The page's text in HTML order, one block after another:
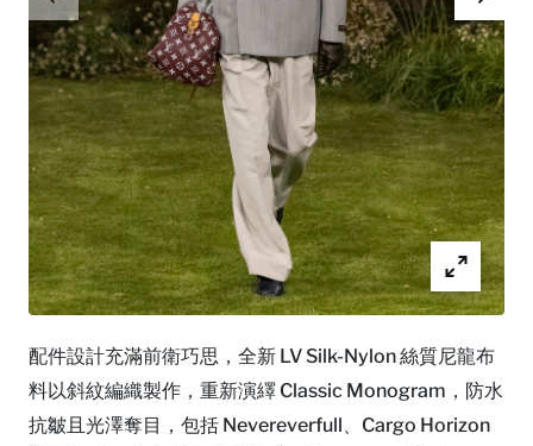
配件設計充滿前衛巧思，全新 LV Silk-Nylon 絲質尼龍布
料以斜紋編織製作，重新演繹 Classic Monogram，防水
抗皺且光澤奪目，包括 Nevereverfull、Cargo Horizon